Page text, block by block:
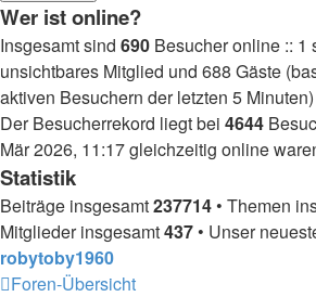
Wer ist online?
Insgesamt sind 690 Besucher online :: 1
unsichtbares Mitglied und 688 Gäste
aktiven Besuchern der letzten 5 Minuten)
Der Besucherrekord liegt bei 4644
Mär 2026, 11:17 gleichzeitig online
Statistik
Beiträge insgesamt237714 • Themen
Mitglieder insgesamt437 • Unser
robytoby1960
Foren-Übersicht